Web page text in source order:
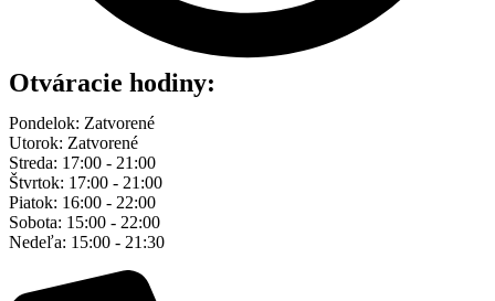
Otváracie hodiny:
Pondelok: Zatvorené
Utorok: Zatvorené
Streda: 17:00 - 21:00
Štvrtok: 17:00 - 21:00
Piatok: 16:00 - 22:00
Sobota: 15:00 - 22:00
Nedeľa: 15:00 - 21:30